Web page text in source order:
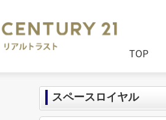
TOP
スペースロイヤル